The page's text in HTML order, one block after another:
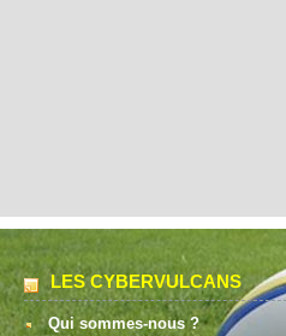
LES CYBERVULCANS
Qui sommes-nous ?